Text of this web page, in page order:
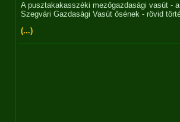
A pusztakakasszéki mezőgazdasági vasút - a
Szegvári Gazdasági Vasút ősének - rövid
(...)